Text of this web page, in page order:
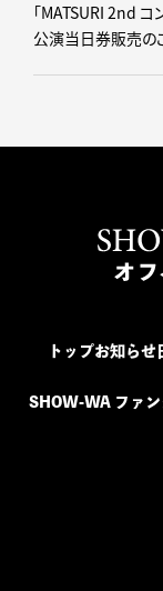
「MATSURI 2nd
公演当日券販売の
トップお知らせ
SHOW-WA ファン